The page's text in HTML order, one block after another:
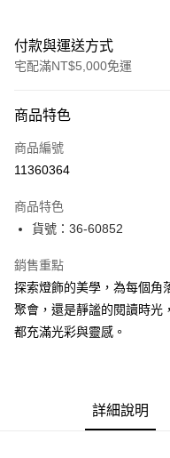
付款與運送方式
宅配滿NT$5,000免運
信用卡一次付款
LINE Pay
街口支付
悠遊付
Google Pay
全盈+PAY
AFTEE先享後付是「在收到商
商品特色
商品編號
11360364
商品特色
貨號：36-60852
銷售重點
探索燈飾的美學，為每個角
聚會，還是靜謐的閱讀時光
都充滿光彩與靈感。
詳細說明